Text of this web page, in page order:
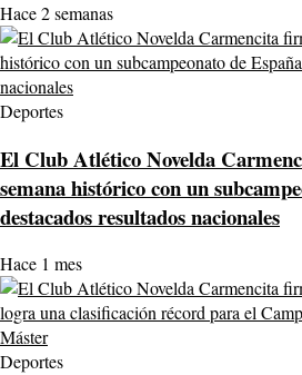
Hace 2 semanas
Deportes
El Club Atlético Novelda
semana histórico con un
destacados resultados nacionales
Hace 1 mes
Deportes